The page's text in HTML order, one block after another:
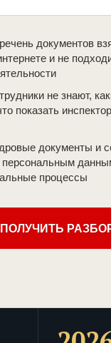
документов
и не
не знают,
показать
документы и
персональным
процессы
ПОЛУЧИТЬ